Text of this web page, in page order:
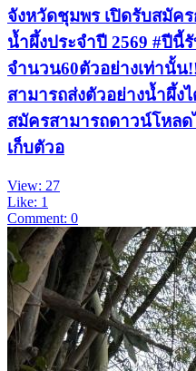
จังหวัดชุมพร เปิดรับสมัค
น้ำผึ้งประจำปี 2569 #ปีนี้
จำนวน60ตัวอย่างเท่านั้น
สามารถส่งตัวอย่างน้ำผึ้ง
สมัครสามารถดาวน์โหล
เก็บตัวอ
View: 27
Like: 1
Comment: 0